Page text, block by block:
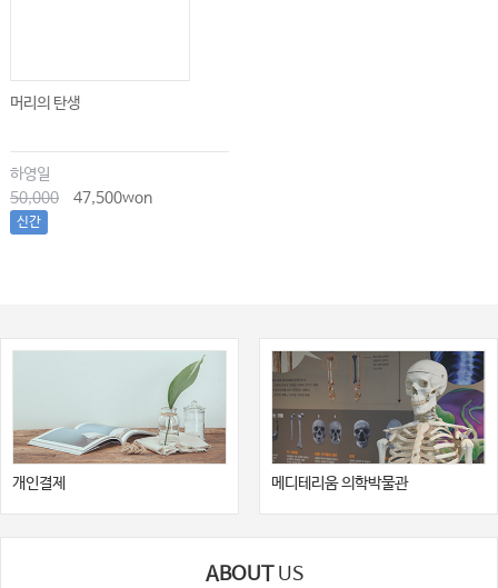
머리의 탄생
하영일
50,000
47,500won
신간
개인결제 메디테리움 의학박물관
ABOUT US